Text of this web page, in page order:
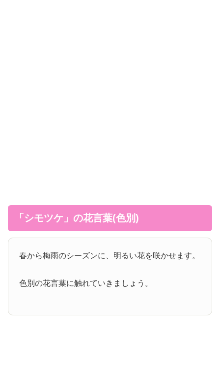
「シモツケ」の花言葉(色別)
春から梅雨のシーズンに、明るい花を咲かせます。
色別の花言葉に触れていきましょう。